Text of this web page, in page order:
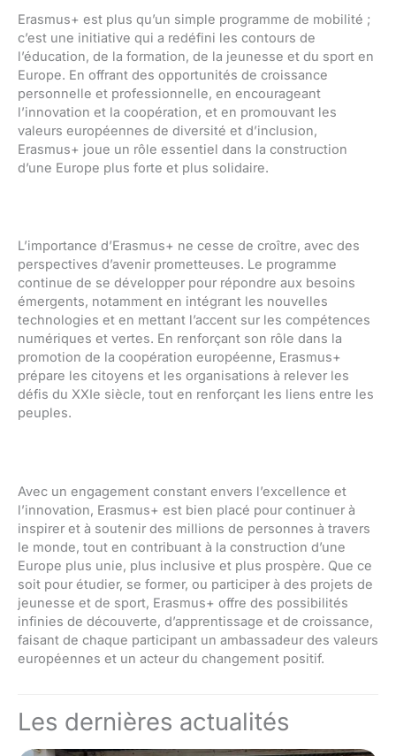
Erasmus+ est plus qu’un simple programme de mobilité ;
c’est une initiative qui a redéfini les contours de
l’éducation, de la formation, de la jeunesse et du sport en
Europe. En offrant des opportunités de croissance
personnelle et professionnelle, en encourageant
l’innovation et la coopération, et en promouvant les
valeurs européennes de diversité et d’inclusion,
Erasmus+ joue un rôle essentiel dans la construction
d’une Europe plus forte et plus solidaire.
L’importance d’Erasmus+ ne cesse de croître, avec des
perspectives d’avenir prometteuses. Le programme
continue de se développer pour répondre aux besoins
émergents, notamment en intégrant les nouvelles
technologies et en mettant l’accent sur les compétences
numériques et vertes. En renforçant son rôle dans la
promotion de la coopération européenne, Erasmus+
prépare les citoyens et les organisations à relever les
défis du XXIe siècle, tout en renforçant les liens entre les
peuples.
Avec un engagement constant envers l’excellence et
l’innovation, Erasmus+ est bien placé pour continuer à
inspirer et à soutenir des millions de personnes à travers
le monde, tout en contribuant à la construction d’une
Europe plus unie, plus inclusive et plus prospère. Que ce
soit pour étudier, se former, ou participer à des projets de
jeunesse et de sport, Erasmus+ offre des possibilités
infinies de découverte, d’apprentissage et de croissance,
faisant de chaque participant un ambassadeur des valeurs
européennes et un acteur du changement positif.
Les dernières actualités